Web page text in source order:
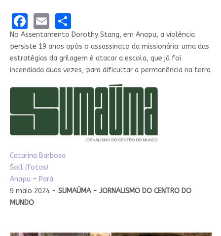
Facebook
EmailShare
No Assentamento Dorothy Stang, em Anapu, a violência
persiste 19 anos após o assassinato da missionária: uma das
estratégias da grilagem é atacar a escola, que já foi
incendiada duas vezes, para dificultar a permanência na terra
Catarina Barbosa
Soll (fotos)
Anapu- Pará
9 maio 2024 - SUMAÚMA - JORNALISMO DO CENTRO DO
MUNDO